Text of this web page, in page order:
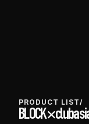
PRODUCT LIST/